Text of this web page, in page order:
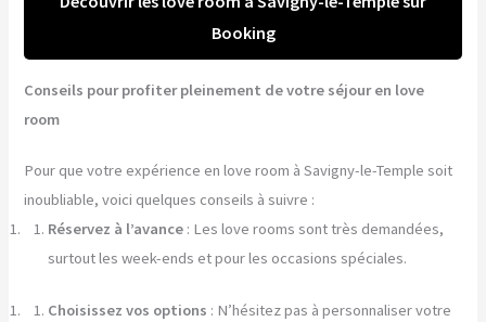
Booking
Conseils pour profiter pleinement de votre séjour en love
room
Pour que votre expérience en love room à Savigny-le-Temple soit
inoubliable, voici quelques conseils à suivre :
Réservez à l’avance : Les love rooms sont très demandées,
surtout les week-ends et pour les occasions spéciales.
Choisissez vos options : N’hésitez pas à personnaliser votre